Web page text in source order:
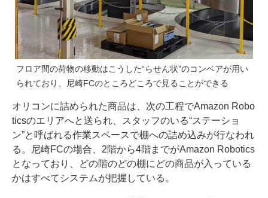
フロア間の荷物の移動はこうした“らせん状”のコンベアが用い
られており、尼崎FCのところどころで見ることができる
オリコンに詰められた商品は、次の工程でAmazon Robo
ticsのエリアへと送られ、スタッフのいる“ステーショ
ン”と呼ばれる作業スペースで棚への詰め込みが行なわれ
る。尼崎FCの場合、2階から4階までがAmazon Robotics
となっており、どの階のどの棚にどの商品が入っている
かはすべてシステムが把握している。